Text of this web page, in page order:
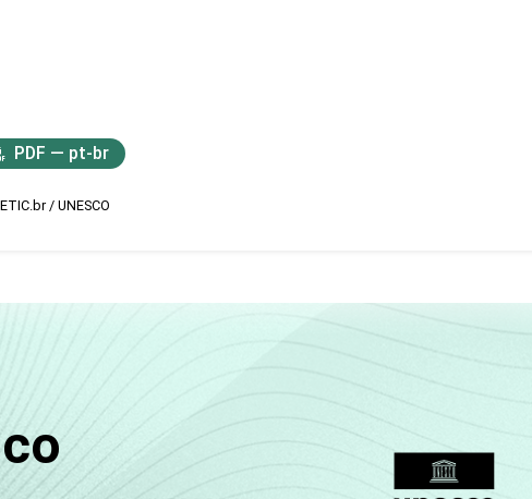
PDF — pt-br
/ UNESCO